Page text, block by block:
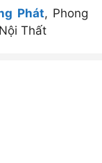
Phát, Phong
Thất